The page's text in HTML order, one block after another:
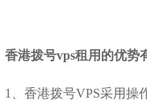
香港拨号vps租用 的优势
1、香港拨号VPS采用操